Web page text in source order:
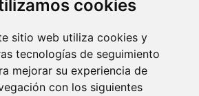
cookies
sitio web utiliza cookies y
tecnologías de seguimiento
mejorar su experiencia de
con los siguientes
WINNICK: LA ACTRIZ MAS GUAPA DE
2013